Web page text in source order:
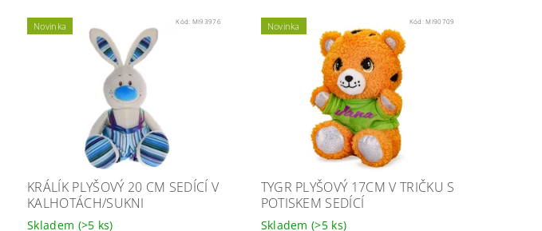
Novinka Kód: MI93976
KRÁLÍK PLYŠOVÝ 20 CM SEDÍCÍ V
KALHOTÁCH/SUKNI
Skladem (>5 ks)
Novinka Kód:MI90709
TYGR PLYŠOVÝ 17CM V TRIČKU S
POTISKEM SEDÍCÍ
Skladem(>5 ks)